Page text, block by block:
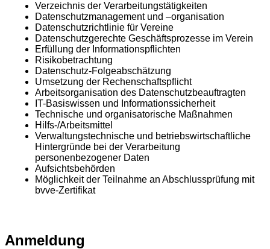
Verzeichnis der Verarbeitungstätigkeiten
Datenschutzmanagement und –organisation
Datenschutzrichtlinie für Vereine
Datenschutzgerechte Geschäftsprozesse im Verein
Erfüllung der Informationspflichten
Risikobetrachtung
Datenschutz-Folgeabschätzung
Umsetzung der Rechenschaftspflicht
Arbeitsorganisation des Datenschutzbeauftragten
IT-Basiswissen und Informationssicherheit
Technische und organisatorische Maßnahmen
Hilfs-/Arbeitsmittel
Verwaltungstechnische und betriebswirtschaftliche
Hintergründe bei der Verarbeitung
personenbezogener Daten
Aufsichtsbehörden
Möglichkeit der Teilnahme an Abschlussprüfung mit
bvve-Zertifikat
Anmeldung